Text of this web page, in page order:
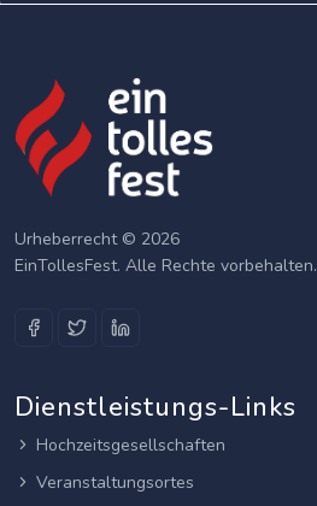
Urheberrecht © 2026
EinTollesFest. Alle Rechte vorbehalten.
Dienstleistungs-Links
Hochzeitsgesellschaften
Veranstaltungsortes